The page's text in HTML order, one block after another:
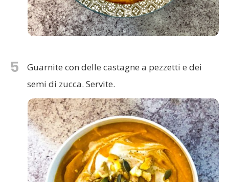
5
Guarnite con delle castagne a pezzetti e dei
semi di zucca. Servite.